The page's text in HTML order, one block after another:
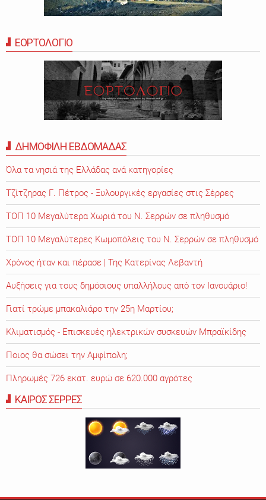
ΕΟΡΤΟΛΟΓΙΟ
ΔΗΜΟΦΙΛΗ ΕΒΔΟΜΑΔΑΣ
Όλα τα νησιά της Ελλάδας ανά κατηγορίες
Τζίτζηρας Γ. Πέτρος - Ξυλουργικές εργασίες στις Σέρρες
ΤΟΠ 10 Μεγαλύτερα Χωριά του Ν. Σερρών σε πληθυσμό
ΤΟΠ 10 Μεγαλύτερες Κωμοπόλεις του Ν. Σερρών σε πληθυσμό
Χρόνος ήταν και πέρασε | Της Κατερίνας Λεβαντή
Αυξήσεις για τους δημόσιους υπαλλήλους από τον Ιανουάριο!
Γιατί τρώμε μπακαλιάρο την 25η Μαρτίου;
Κλιματισμός - Επισκευές ηλεκτρικών συσκευών Μπραϊκίδης
Ποιος θα σώσει την Αμφίπολη;
Πληρωμές 726 εκατ. ευρώ σε 620.000 αγρότες
ΚΑΙΡΟΣ ΣΕΡΡΕΣ